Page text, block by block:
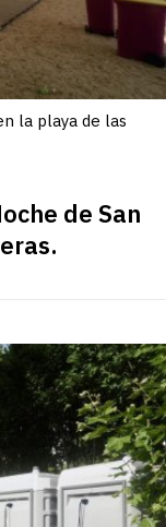
la playa de las
de San